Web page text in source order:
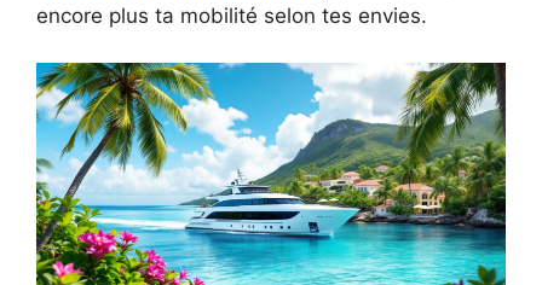
encore plus ta mobilité selon tes envies.